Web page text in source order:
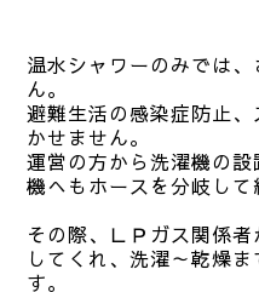
温水シャワーのみでは
ん。
避難生活の感染症防止
かせません。
運営の方から洗濯機の
機へもホースを分岐して
その際、ＬＰガス関係
してくれ、洗濯～乾燥
す。